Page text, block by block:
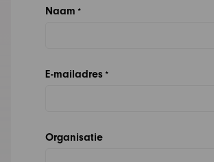
Naam *
E-mailadres *
Organisatie